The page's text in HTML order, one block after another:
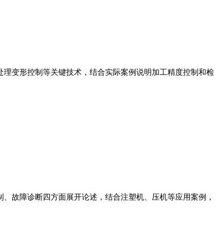
变形控制等关键技术，结合实际案例说明加工精度控制和检
故障诊断四方面展开论述，结合注塑机、压机等应用案例，